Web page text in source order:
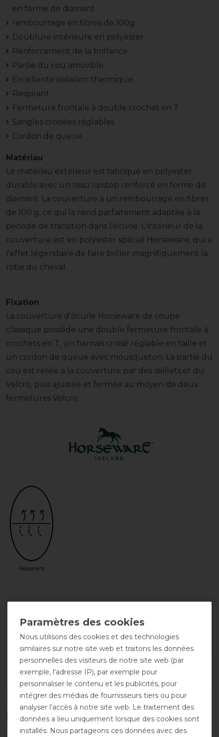
en forme de diamant
rembourrage en fibres de 100g
Doublure intérieure en polyester
Renforcement de la brillance
Partie du cou amovible
Excellente isolation thermique
Respirant
Fermeture frontale à double crochet en T
Sangles croisées réglables
Cordon de queue
Matériau
Le matériau extérieur est fabriqué en polyester
durable avec un tissu ripstop renforcé en forme de
diamant. La couverture a un rembourrage en fibres
de 100 g, ce qui la rend parfaitement adaptée à la
période de transition dans l'écurie. L'intérieur de la
couverture est en polyester spécial Horseware, qui a
l'effet légendaire de faire briller magnifiquement la
robe du cheval.
Fixation
La couverture d'écurie Horseware de coupe
classique possède une double fermeture frontale à
crochets en T, un harnais croisé réglable en taille et
un cordon de queue avec mousqueton. La partie du
cou est reliée à la couverture par des œillets et du
Velcro, puis ajustée et fermée au moyen de deux
fermetures Velcro.
Respirant
Conseils de lavage et d'entretien
DÉTAILS SUR LA SÉCURITÉ DES PRODUITS
Les accessoires parfaits pour vous
Nous utilisons des cookies et des technologies
similaires sur notre site web et traitons les données
personnelles des visiteurs de notre site web (par
exemple, l'adresse IP), par exemple pour
personnaliser le contenu et les publicités, pour
intégrer des médias de fournisseurs tiers ou pour
analyser l'accès à notre site web. Le traitement des
données a lieu uniquement lorsque des cookies sont
installés. Nous partageons ces données avec des